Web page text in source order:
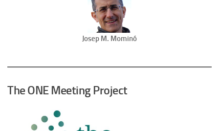
Josep M. Mominó
The ONE Meeting Project